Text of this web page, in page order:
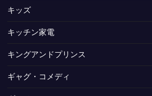
キッズ
キッチン家電
キングアンドプリンス
ギャグ・コメディ